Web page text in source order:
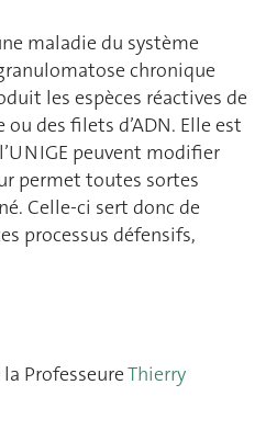
maladie du système
chronique
les espèces réactives de
des filets d’ADN. Elle est
peuvent modifier
permet toutes sortes
Celle-ci sert donc de
processus défensifs,
ProfesseureThierry